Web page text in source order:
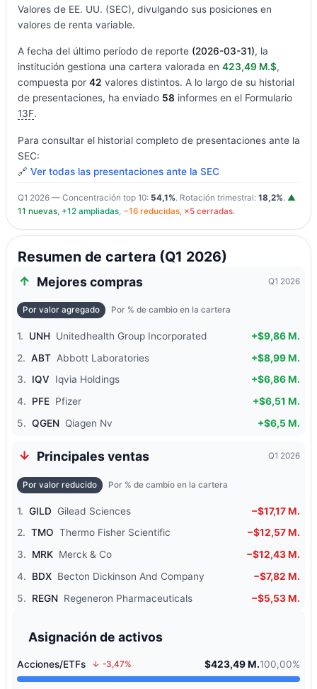
Valores de EE. UU. (SEC), divulgando sus posiciones en
valores de renta variable.
A fecha del último período de reporte (2026-03-31), la
institución gestiona una cartera valorada en 423,49 M.$,
compuesta por 42 valores distintos. A lo largo de su historial
de presentaciones, ha enviado 58 informes en el Formulario
13F.
Para consultar el historial completo de presentaciones ante la
SEC:
🔗 Ver todas las presentaciones ante la SEC
Q1 2026 — Concentración top 10: 54,1%. Rotación trimestral: 18,2%. ▲
11 nuevas, +12 ampliadas, −16 reducidas, ×5 cerradas.
Resumen de cartera (Q1 2026)
Mejores compras Q1 2026
Por valor agregado Por % de cambio en la cartera
1. UNH Unitedhealth Group Incorporated
+$9,86 M.
2. ABT Abbott Laboratories
+$8,99 M.
3.
IQV Iqvia Holdings
+$6,86 M.
4.
PFE Pfizer
+$6,51 M.
5. QGEN Qiagen Nv +$6,5 M.
Principales ventas Q1 2026
Por valor reducido Por % de cambio en la cartera
1. GILD Gilead Sciences
−$17,17 M.
2. TMO Thermo Fisher Scientific
−$12,57 M.
3.
MRK Merck & Co
−$12,43 M.
4.
BDX Becton Dickinson And Company
−$7,82 M.
5.
REGN Regeneron Pharmaceuticals −$5,53 M.
Asignación de activos
Acciones/ETFs -3,47% $423,49 M.100,00%